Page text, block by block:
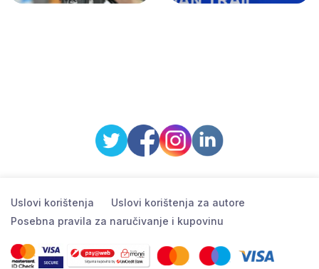
Uslovi korištenja
Uslovi korištenja za autore
Posebna pravila za naručivanje i kupovinu